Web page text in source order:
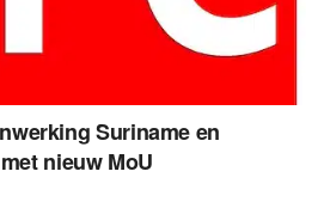
Suriname en
nieuw MoU